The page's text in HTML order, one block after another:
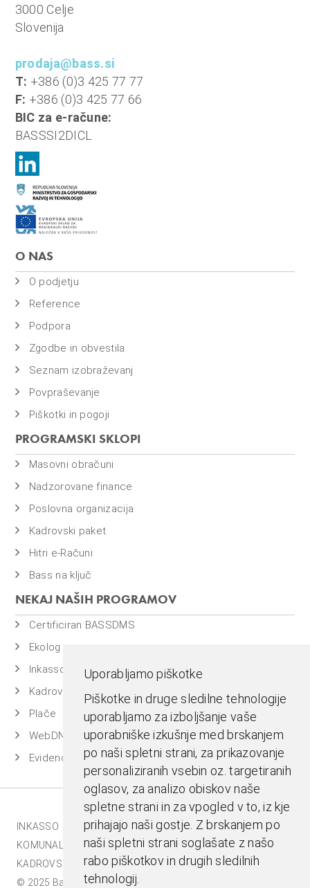
Uporabljamo piškotke
Piškotke in druge sledilne tehnologije
uporabljamo za izboljšanje vaše
uporabniške izkušnje med brskanjem
po naši spletni strani, za prikazovanje
personaliziranih vsebin oz. targetiranih
oglasov, za analizo obiskov naše
spletne strani in za vpogled v to, iz kje
prihajajo naši gostje. Z brskanjem po
naši spletni strani soglašate z našo
rabo piškotkov in drugih sledilnih
tehnologij.
3000 Celje
Slovenija
prodaja@bass.si
T: +386 (0)3 425 77 77
F: +386 (0)3 425 77 66
BIC za e-račune:
BASSSI2DICL
O NAS
O podjetju
Reference
Podpora
Zgodbe in obvestila
Seznam izobraževanj
Povpraševanje
Piškotki in pogoji
PROGRAMSKI SKLOPI
Masovni obračuni
Nadzorovane finance
Poslovna organizacija
Kadrovski paket
Hitri e-Računi
Bass na ključ
NEKAJ NAŠIH PROGRAMOV
Certificiran BASSDMS
Ekolog
Inkasso
Kadrovska evidenca
Plače
WebDN
Evidenca časa
INKASSO | EKOLOG | BASS BI |
MESTNA BLAGAJNA |
KOMUNALA.INFO |
E-RAČUNI |
BASSDMS |
KADROVSKI PAKET |
© 2025 Bass d.o.o., Celje. Vse pravice pridržane |